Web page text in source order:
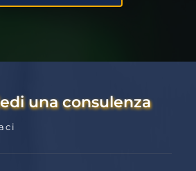
una consulenza